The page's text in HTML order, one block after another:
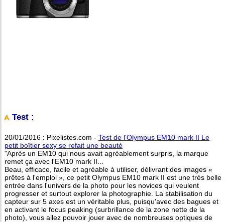
Test :
20/01/2016 : Pixelistes.com - Test de l'Olympus EM10 mark II Le
petit boîtier sexy se refait une beauté
"Après un EM10 qui nous avait agréablement surpris, la marque
remet ça avec l'EM10 mark II...
Beau, efficace, facile et agréable à utiliser, délivrant des images «
prêtes à l'emploi », ce petit Olympus EM10 mark II est une très belle
entrée dans l'univers de la photo pour les novices qui veulent
progresser et surtout explorer la photographie. La stabilisation du
capteur sur 5 axes est un véritable plus, puisqu'avec des bagues et
en activant le focus peaking (surbrillance de la zone nette de la
photo), vous allez pouvoir jouer avec de nombreuses optiques de